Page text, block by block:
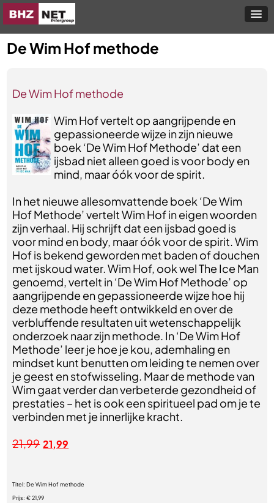
De Wim Hof methode
De Wim Hof methode
Wim Hof vertelt op aangrijpende en
gepassioneerde wijze in zijn nieuwe
boek ‘De Wim Hof Methode’ dat een
ijsbad niet alleen goed is voor body en
mind, maar óók voor de spirit.
In het nieuwe allesomvattende boek ‘De Wim
Hof Methode’ vertelt Wim Hof in eigen woorden
zijn verhaal. Hij schrijft dat een ijsbad goed is
voor mind en body, maar óók voor de spirit. Wim
Hof is bekend geworden met baden of douchen
met ijskoud water. Wim Hof, ook wel The Ice Man
genoemd, vertelt in ‘De Wim Hof Methode’ op
aangrijpende en gepassioneerde wijze hoe hij
deze methode heeft ontwikkeld en over de
verbluffende resultaten uit wetenschappelijk
onderzoek naar zijn methode. In ‘De Wim Hof
Methode’ leer je hoe je kou, ademhaling en
mindset kunt benutten om leiding te nemen over
je geest en stofwisseling. Maar de methode van
Wim gaat verder dan verbeterde gezondheid of
prestaties – het is ook een spiritueel pad om je te
verbinden met je innerlijke kracht.
21,99 21,99
Titel:De Wim Hof methode
Prijs:€ 21,99